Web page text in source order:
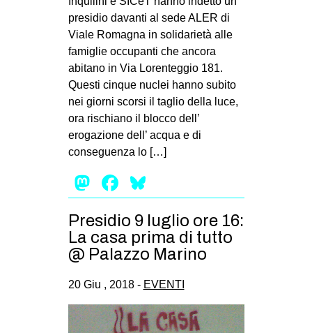
presidio davanti al sede ALER di
Viale Romagna in solidarietà alle
famiglie occupanti che ancora
abitano in Via Lorenteggio 181.
Questi cinque nuclei hanno subito
nei giorni scorsi il taglio della luce,
ora rischiano il blocco dell’
erogazione dell’ acqua e di
conseguenza lo […]
Mastodon
Facebook
Presidio 9 luglio ore 16:
La casa prima di tutto
@ Palazzo Marino
20 Giu , 2018 - EVENTI